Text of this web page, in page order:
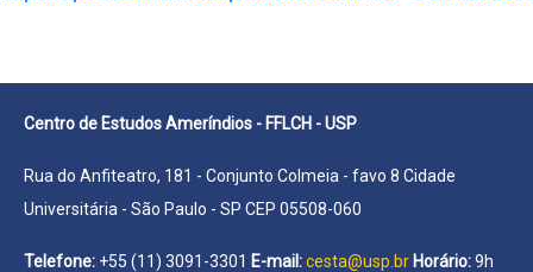
Centro de Estudos Ameríndios - FFLCH - USP
Rua do Anfiteatro, 181 - Conjunto Colmeia - favo 8 Cidade
Universitária - São Paulo - SP CEP 05508-060
Telefone: +55 (11) 3091-3301 E-mail:cesta@usp.br Horário:9h